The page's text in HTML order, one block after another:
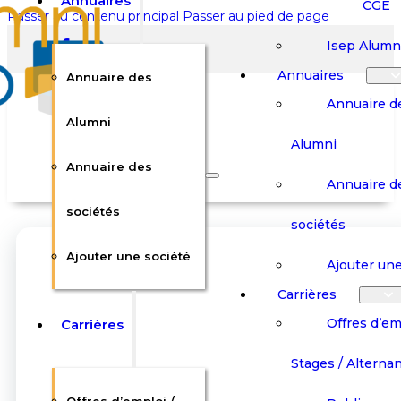
Passer au contenu principal Passer au pied de page
Rechercher sur le site
Rechercher
Se
Panier
Se
Annuaire des
Alumni
Annuaire des
sociétés
Ajouter une société
Carrières
CGE
Isep
Annuaires
Annuaire
Alumni
Annuaire
sociétés
Ajouter
Carrières
Offres
Stages /